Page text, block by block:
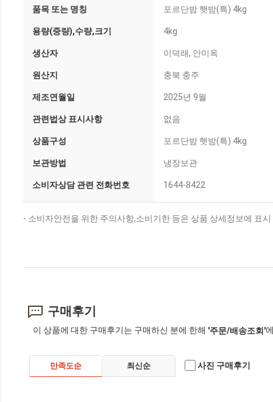
품목 또는 명칭 포르단밤 햇밤(특) 4kg
용량(중량),수량,크기 4kg
생산자 이덕래, 안미옥
원산지 충북 충주
제조연월일 2025년 9월
관련법상 표시사항 없음
상품구성 포르단밤 햇밤(특) 4kg
보관방법 냉장보관
소비자상담 관련 전화번호 1644-8422
- 소비자안전을 위한 주의사항,소비기한 등은 상품 상세정보에 표
구매후기
이 상품에 대한 구매후기는 구매하신 분에 한해 '주문/배송조회'
만족도순 최신순 사진 구매후기